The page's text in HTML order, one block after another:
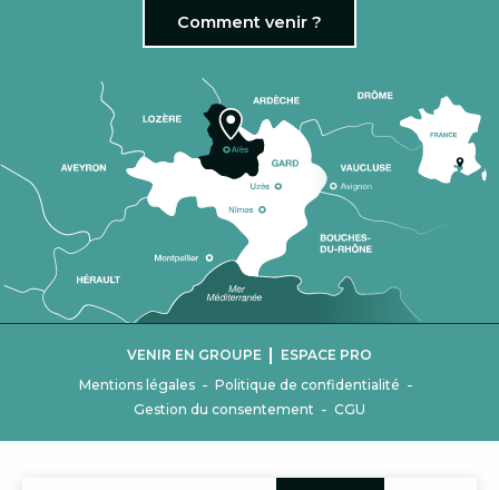
Comment venir ?
Mentions légales - Politique de confidentialité -
Gestion du consentement - CGU
VENIR EN GROUPE | ESPACE PRO